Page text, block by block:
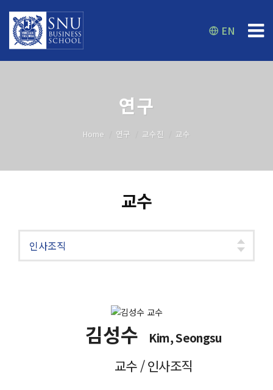
EN
연구
Home 연구 교수진 교수
교수
김성수 Kim, Seongsu
교수 / 인사조직